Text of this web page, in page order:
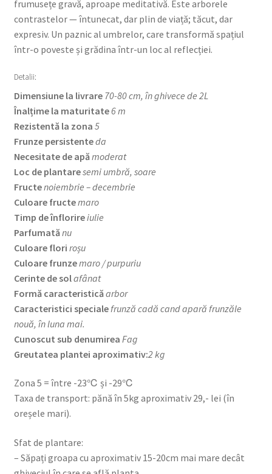
frumusețe gravă, aproape meditativă. Este arborele
contrastelor — întunecat, dar plin de viață; tăcut, dar
expresiv. Un paznic al umbrelor, care transformă spațiul
într-o poveste și grădina într-un loc al reflecției.
Detalii:
Dimensiune la livrare 70-80 cm, în ghivece de 2L
Înalțime la maturitate6 m
Rezistentă la zona 5
Frunze persistenteda
Necesitate de apămoderat
Loc de plantaresemi umbră, soare
Fructenoiembrie – decembrie
Culoare fructemaro
Timp de înflorireiulie
Parfumatănu
Culoare flori roșu
Culoare frunzemaro / purpuriu
Cerinte de solafânat
Formă caracteristicăarbor
Caracteristici speciale frunză cadă cand apară frunzăle
nouă, în luna mai.
Cunoscut sub denumirea Fag
Greutatea plantei aproximativ:2 kg
Zona 5 = între -23℃ și -29℃
Taxa de transport: pănă în 5kg aproximativ 29,- lei (în
oreșele mari).
Sfat de plantare:
– Săpați groapa cu aproximativ 15-20cm mai mare decât